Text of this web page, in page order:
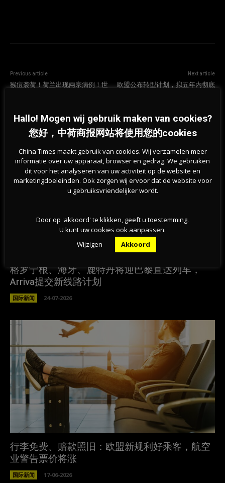
Previous article
猴痘袭荷！荷兰出现兩宗病例！世
Next article
欧盟公布转型计划，拟五年内彻底
相关文章
格罗宁根、海牙、鹿特丹将迎巴黎直达列车，
Arriva提交新线路计划
国际新闻 24-07-2026
行李免费、赔款照旧：欧盟新规利好乘客，航空
业警告票价将涨
国际新闻 17-06-2026
Hallo! Mogen wij gebruik maken van cookies?
您好，中荷商报网站将使用您的cookies
China Times maakt gebruik van cookies. Wij verzamelen meer
informatie over uw apparaat, browser en gedrag. We gebruiken
dit voor het analyseren van uw activiteit op de website en
marketingdoeleinden. Ook zorgen wij ervoor dat de website voor
u gebruiksvriendelijker wordt.
Door op 'akkoord' te klikken, geeft u toestemming.
U kunt uw cookies ook aanpassen.
Wijzigen
Akkoord